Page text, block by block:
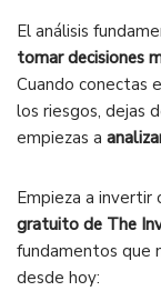
El análisis
tomar decisiones
Cuando conectas
los riesgos, dejas
empiezas a
Empieza a invertir
gratuito de The
fundamentos que
desde hoy: